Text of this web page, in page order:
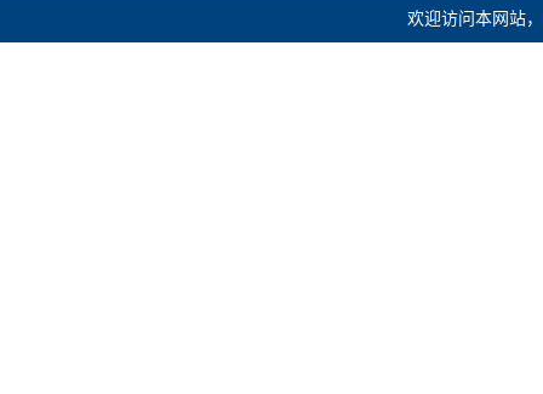
欢迎访问本网站